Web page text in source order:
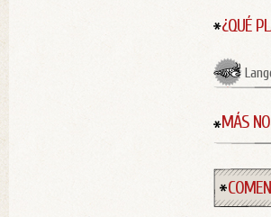
¿QUÉ
MÁS